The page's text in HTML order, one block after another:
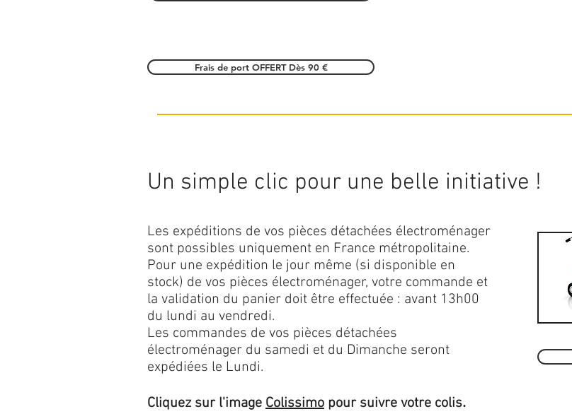
Frais de port OFFERT Dès 90 €
Un simple clic pour une belle initiative !
Les expéditions de vos pièces détachées électroménager
sont possibles uniquement en France métropolitaine.
Pour une expédition le jour même (si disponible en
stock) de vos pièces électroménager, votre commande et
la validation du panier doit être effectuée : avant 13h00
du lundi au vendredi.
Les commandes de vos pièces détachées
électroménager du samedi et du Dimanche seront
expédiées le Lundi.
Cliquez sur l'image Colissimo pour suivre votre colis.